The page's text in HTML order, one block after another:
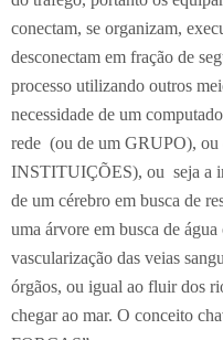
conectam, se organizam,
desconectam em fração de
processo utilizando outros
necessidade de um
rede (ou de um GRUPO), ou
INSTITUIÇÕES), ou seja a
de um cérebro em busca de
uma árvore em busca de
vascularização das veias
órgãos, ou igual ao fluir dos
chegar ao mar. O conceito